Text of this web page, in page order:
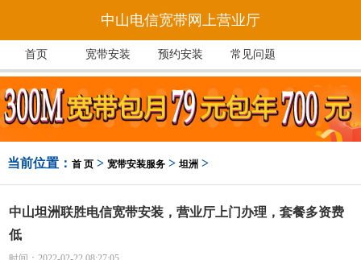
中山电信宽带网上营业厅
首页 宽带安装 预约安装 常见问题
当前位置： 首 页> 宽带安装服务>坦洲>
中山坦洲联胜电信宽带安装，营业厅上门办理，套餐多资费
低